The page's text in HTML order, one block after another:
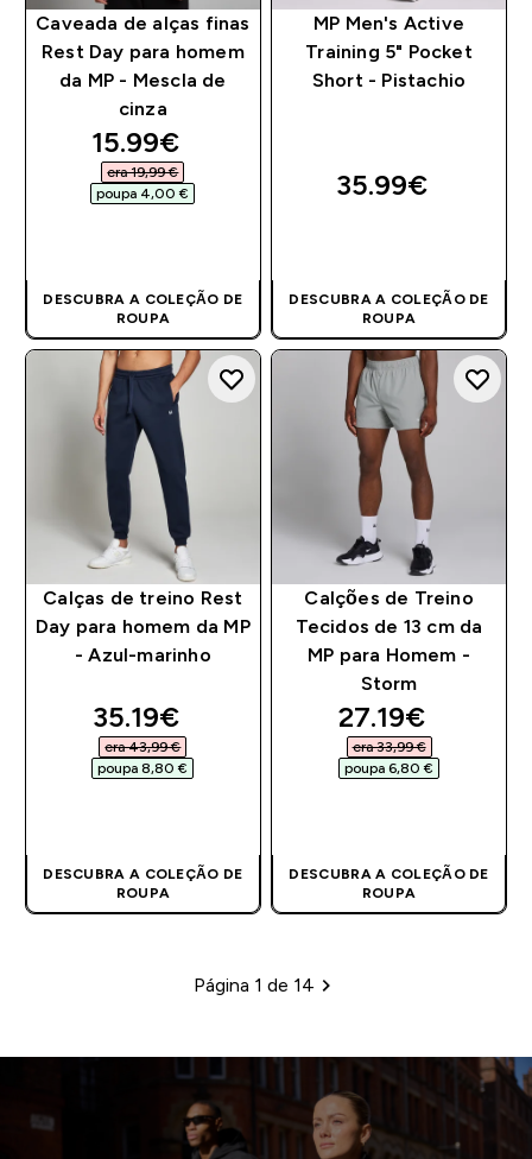
Caveada de alças finas
Rest Day para homem
da MP - Mescla de
cinza
discounted price
15.99€‎
era 19,99 €‎
poupa 4,00 €‎
DESCUBRA A COLEÇÃO DE
ROUPA
MP Men's Active
Training 5" Pocket
Short - Pistachio
35.99€‎
DESCUBRA A COLEÇÃO DE
ROUPA
Calças de treino Rest
Day para homem da MP
- Azul-marinho
discounted price
35.19€‎
era 43,99 €‎
poupa 8,80 €‎
DESCUBRA A COLEÇÃO DE
ROUPA
Calções de Treino
Tecidos de 13 cm da
MP para Homem -
Storm
discounted
27.19€‎
era 33,99 €‎
poupa 6,80 €‎
DESCUBRA A COLEÇÃO DE
ROUPA
Paginação
Página 1 de 14